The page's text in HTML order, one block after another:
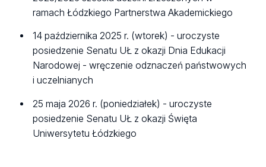
ramach Łódzkiego Partnerstwa Akademickiego
14 października 2025 r. (wtorek) - uroczyste
posiedzenie Senatu UŁ z okazji Dnia Edukacji
Narodowej - wręczenie odznaczeń państwowych
i uczelnianych
25 maja 2026 r. (poniedziałek) - uroczyste
posiedzenie Senatu UŁ z okazji Święta
Uniwersytetu Łódzkiego